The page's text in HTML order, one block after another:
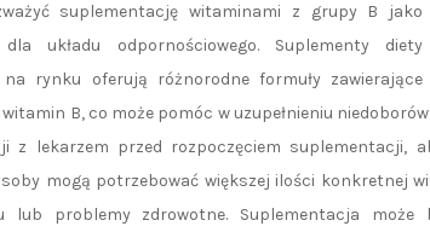
suplementację witaminami z grupy B jako
układu odpornościowego. Suplementy diety
rynku oferują różnorodne formuły zawierające
B, co może pomóc w uzupełnieniu
z lekarzem przed rozpoczęciem suplementacji,
mogą potrzebować większej ilości konkretnej
lub problemy zdrowotne. Suplementacja